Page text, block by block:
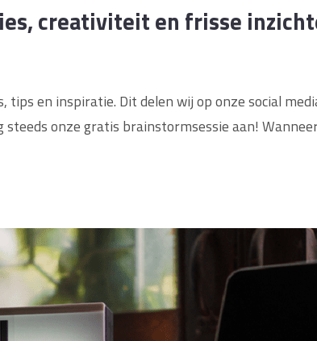
creativiteit en frisse
en inspiratie. Dit delen wij op onze social
onze gratis brainstormsessie aan!